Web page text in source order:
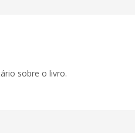
sobre o livro.